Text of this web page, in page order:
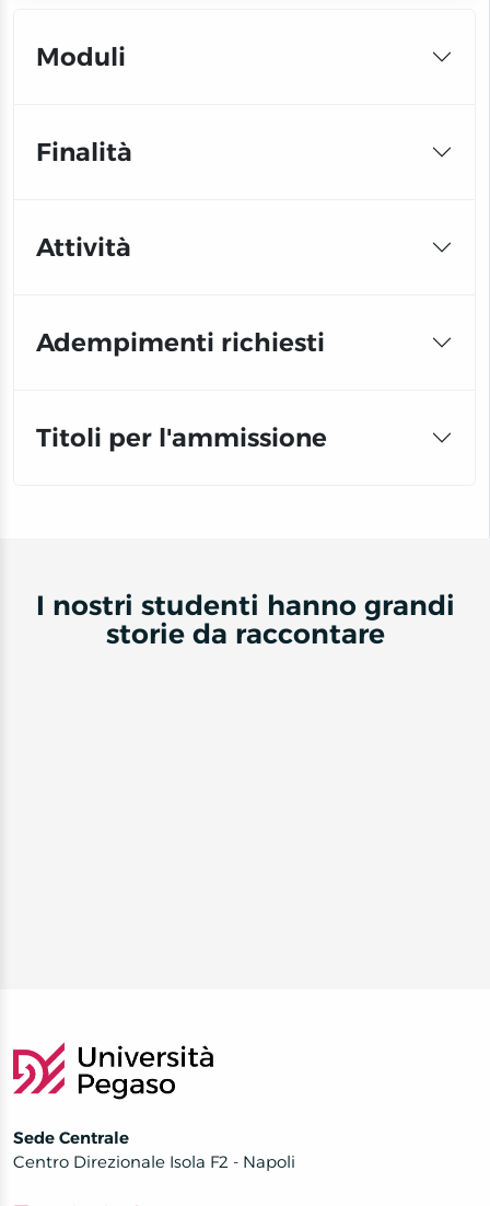
Moduli
Finalità
Attività
Adempimenti richiesti
Titoli per l'ammissione
I nostri studenti hanno grandi
storie da raccontare
Sede Centrale
Centro Direzionale Isola F2 - Napoli